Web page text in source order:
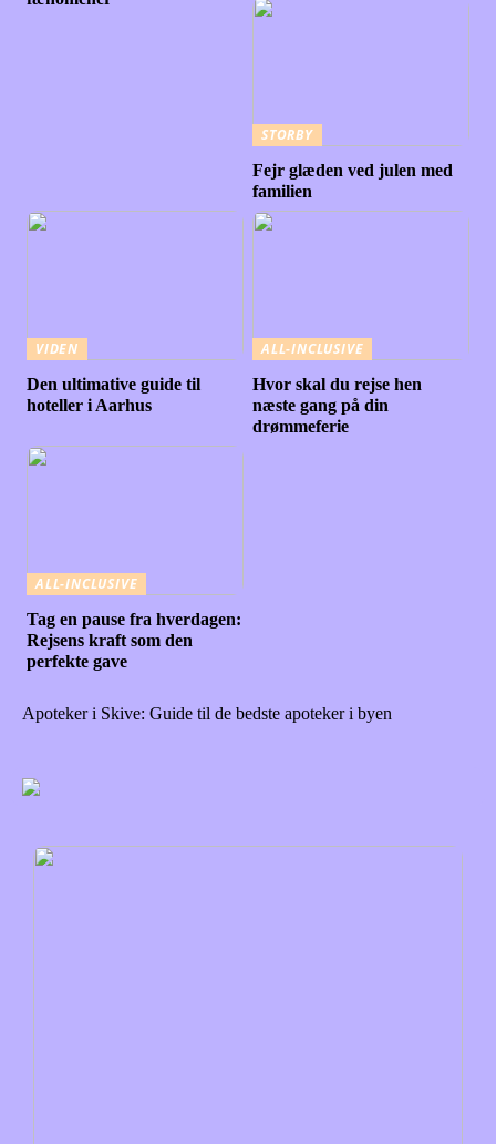
STORBY
Fejr glæden ved julen med
familien
VIDEN
Den ultimative guide til
hoteller i Aarhus
ALL-INCLUSIVE
Hvor skal du rejse hen
næste gang på din
drømmeferie
ALL-INCLUSIVE
Tag en pause fra hverdagen:
Rejsens kraft som den
perfekte gave
Apoteker i Skive: Guide til de bedste apoteker i byen